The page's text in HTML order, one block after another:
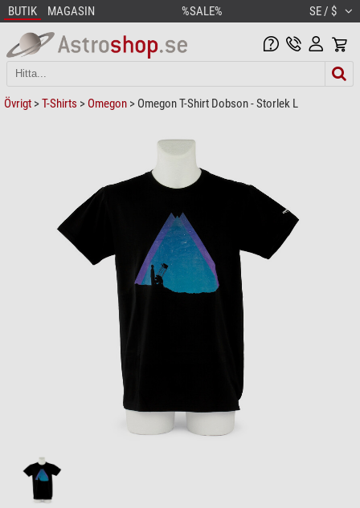
BUTIK MAGASIN %SALE% SE / $
Övrigt >T-Shirts > Omegon > Omegon T-Shirt Dobson - Storlek L